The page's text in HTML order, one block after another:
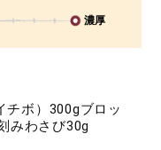
濃厚
チボ）300gブロッ
みわさび30g